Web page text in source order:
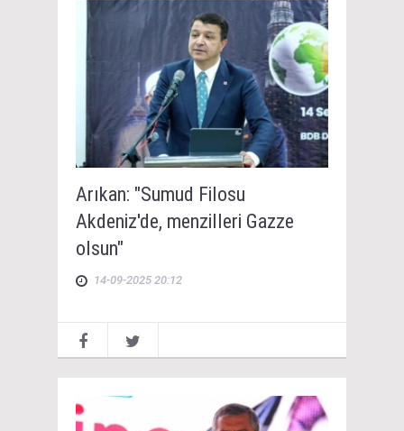
Arıkan: "Sumud Filosu
Akdeniz'de, menzilleri Gazze
olsun"
14-09-2025 20:12